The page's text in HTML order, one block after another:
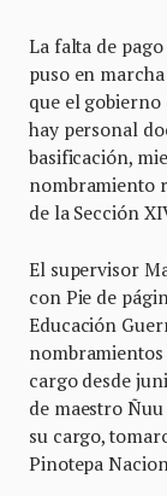
La falta de
puso en
que el gobierno
hay personal
basificación,
nombramiento
de la Sección
El supervisor
con Pie de
Educación
nombramientos
cargo desde
de maestro
su cargo,
Pinotepa